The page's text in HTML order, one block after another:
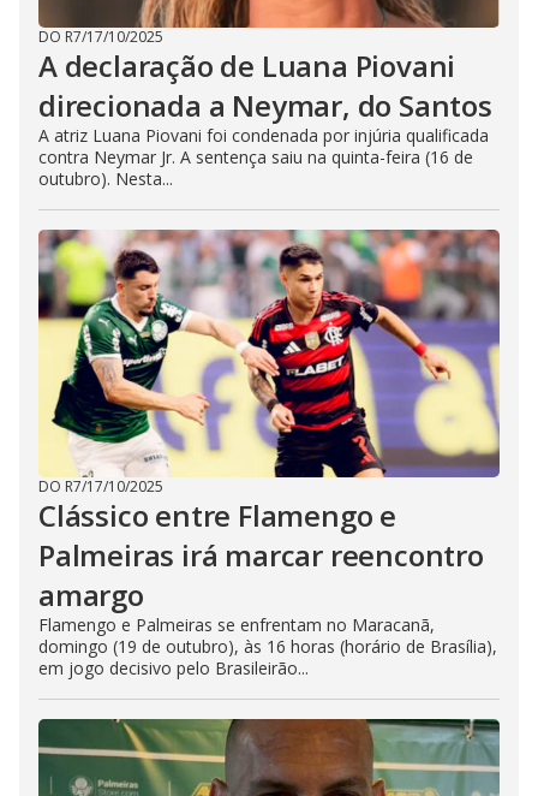
DO R7/17/10/2025
A declaração de Luana Piovani
direcionada a Neymar, do Santos
A atriz Luana Piovani foi condenada por injúria qualificada
contra Neymar Jr. A sentença saiu na quinta-feira (16 de
outubro). Nesta...
DO R7/17/10/2025
Clássico entre Flamengo e
Palmeiras irá marcar reencontro
amargo
Flamengo e Palmeiras se enfrentam no Maracanã,
domingo (19 de outubro), às 16 horas (horário de Brasília),
em jogo decisivo pelo Brasileirão...